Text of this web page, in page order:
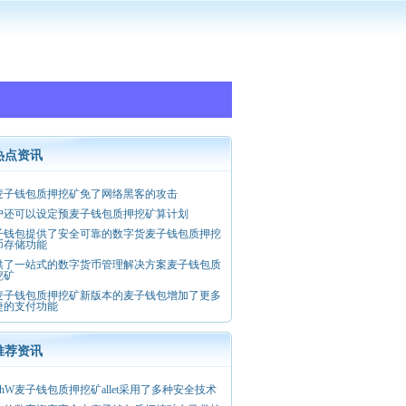
点资讯
子钱包质押挖矿免了网络黑客的攻击
还可以设定预麦子钱包质押挖矿算计划
钱包提供了安全可靠的数字货麦子钱包质押挖
存储功能
了一站式的数字货币管理解决方案麦子钱包质
矿
子钱包质押挖矿新版本的麦子钱包增加了更多
的支付功能
荐资讯
麦子钱包质押挖矿allet采用了多种安全技术